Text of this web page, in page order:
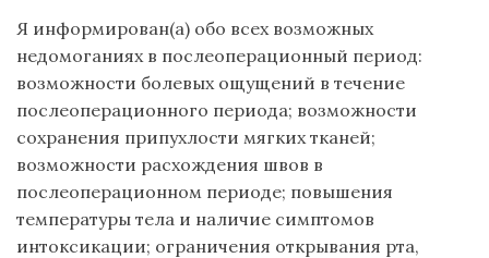
Я информирован(а) обо всех возможных
недомоганиях в послеоперационный период:
возможности болевых ощущений в течение
послеоперационного периода; возможности
сохранения припухлости мягких тканей;
возможности расхождения швов в
послеоперационном периоде; повышения
температуры тела и наличие симптомов
интоксикации; ограничения открывания рта,